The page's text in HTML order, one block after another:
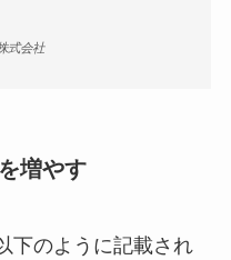
式会社
増やす
下のように記載され